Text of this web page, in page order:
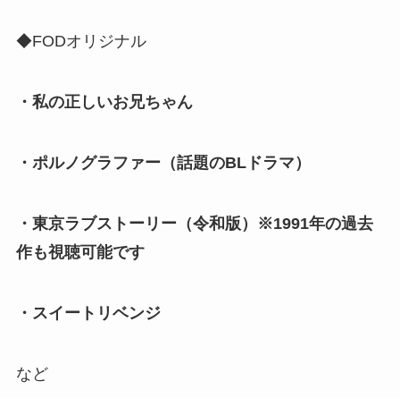
◆FODオリジナル
・私の正しいお兄ちゃん
・ポルノグラファー（話題のBLドラマ）
・東京ラブストーリー（令和版）※1991年の過去
作も視聴可能です
・スイートリベンジ
など